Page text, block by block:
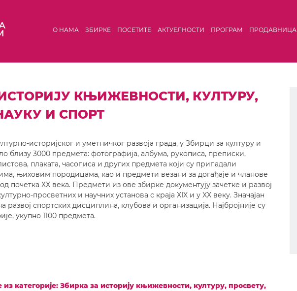
О НАМА ЗБИРКЕ ПОСЕТИТЕ АКТУЕЛНОСТИ ПРОГРАМ ПРОДАВНИЦА
КЊИЖЕВНОСТИ, КУЛТУРУ,
И СПОРТ
историјског и уметничког развоја града, у Збирци за културу и
близу 3000 предмета: фотографија, албума, рукописа, преписки,
плаката, часописа и других предмета који су припадали
њиховим породицама, као и предмети везани за догађаје и чланове
почетка ХХ века. Предмети из ове збирке документују зачетке и развој
просветних и научних установа с краја XIX и у XX веку. Значајан
развој спортских дисциплина, клубова и организација. Најбројније су
укупно 1100 предмета.
из категорије: Збирка за историју књижевности, културу, просвету,